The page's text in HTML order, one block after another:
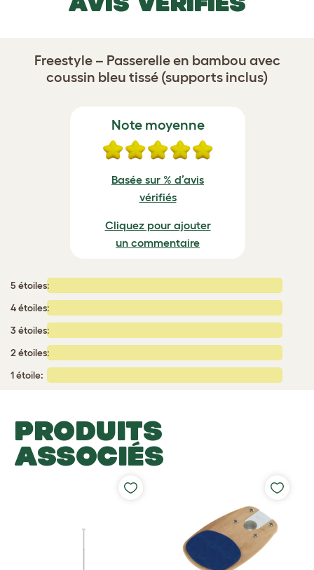
Freestyle – Passerelle en bambou avec
coussin bleu tissé (supports inclus)
Note moyenne
Basée sur % d’avis
vérifiés
Cliquez pour ajouter
un commentaire
5 étoiles:
4 étoiles:
3 étoiles:
2 étoiles:
1 étoile:
PRODUITS
ASSOCIÉS